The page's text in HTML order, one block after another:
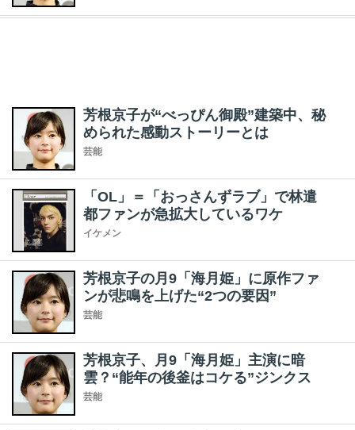
芳根京子が“べっぴん御殿”建築中、秘
められた感動ストーリーとは
芸能
「OL」＝「おっさんずラブ」で林遣
都ファンが急拡大しているワケ
イケメン
芳根京子の月9「海月姫」に原作ファ
ンが悲鳴を上げた“2つの要因”
芸能
芳根京子、月9「海月姫」主演に暗
雲？“能年の後釜はコケる”ジンクス
芸能